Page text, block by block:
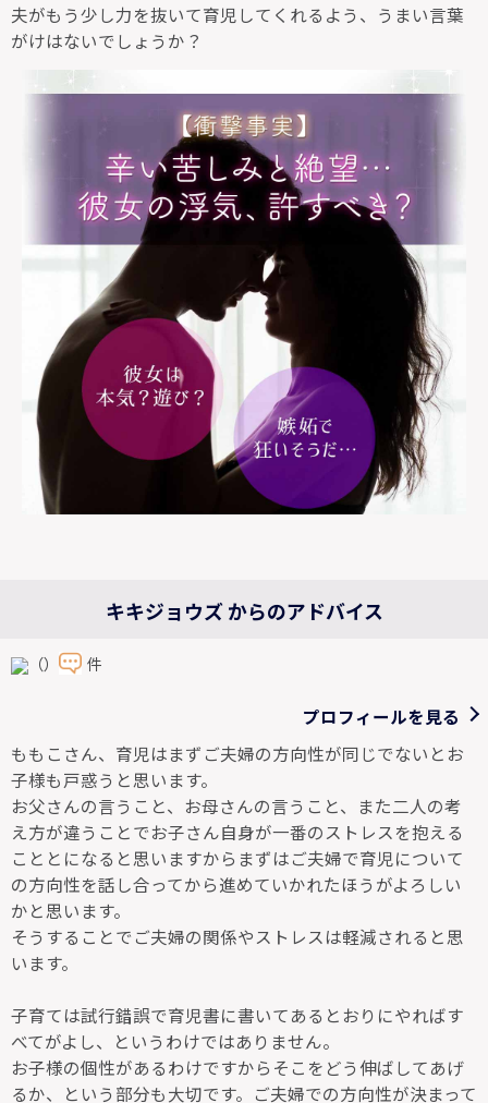
夫がもう少し力を抜いて育児してくれるよう、うまい言葉
がけはないでしょうか？
キキジョウズ からのアドバイス
（） 件
プロフィールを見る
ももこさん、育児はまずご夫婦の方向性が同じでないとお
子様も戸惑うと思います。
お父さんの言うこと、お母さんの言うこと、また二人の考
え方が違うことでお子さん自身が一番のストレスを抱える
こととになると思いますからまずはご夫婦で育児について
の方向性を話し合ってから進めていかれたほうがよろしい
かと思います。
そうすることでご夫婦の関係やストレスは軽減されると思
います。
子育ては試行錯誤で育児書に書いてあるとおりにやればす
べてがよし、というわけではありません。
お子様の個性があるわけですからそこをどう伸ばしてあげ
るか、という部分も大切です。ご夫婦での方向性が決まって